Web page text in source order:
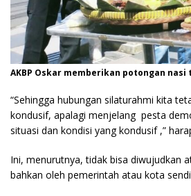
AKBP Oskar memberikan potongan
“Sehingga hubungan silaturahmi kita
kondusif, apalagi menjelang pesta
situasi dan kondisi yang kondusif ,”
Ini, menurutnya, tidak bisa diwujudkan
bahkan oleh pemerintah atau kota